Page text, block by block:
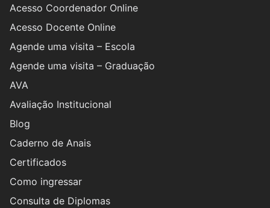
Acesso Coordenador Online
Acesso Docente Online
Agende uma visita – Escola
Agende uma visita – Graduação
AVA
Avaliação Institucional
Blog
Caderno de Anais
Certificados
Como ingressar
Consulta de Diplomas